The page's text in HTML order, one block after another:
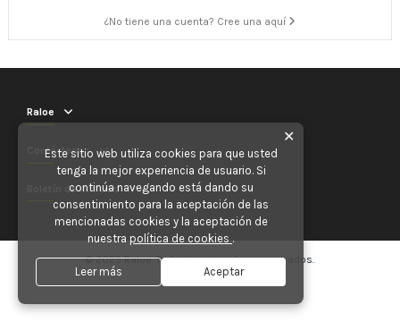
¿No tiene una cuenta? Cree una aquí
Raloe
Contáctenos
Boletín de noticias
© 2025 Raloe. Todos los derechos reservados.
✕
Este sitio web utiliza cookies para que usted
tenga la mejor experiencia de usuario. Si
continúa navegando está dando su
consentimiento para la aceptación de las
mencionadas cookies y la aceptación de
nuestra política de cookies .
Leer más Aceptar